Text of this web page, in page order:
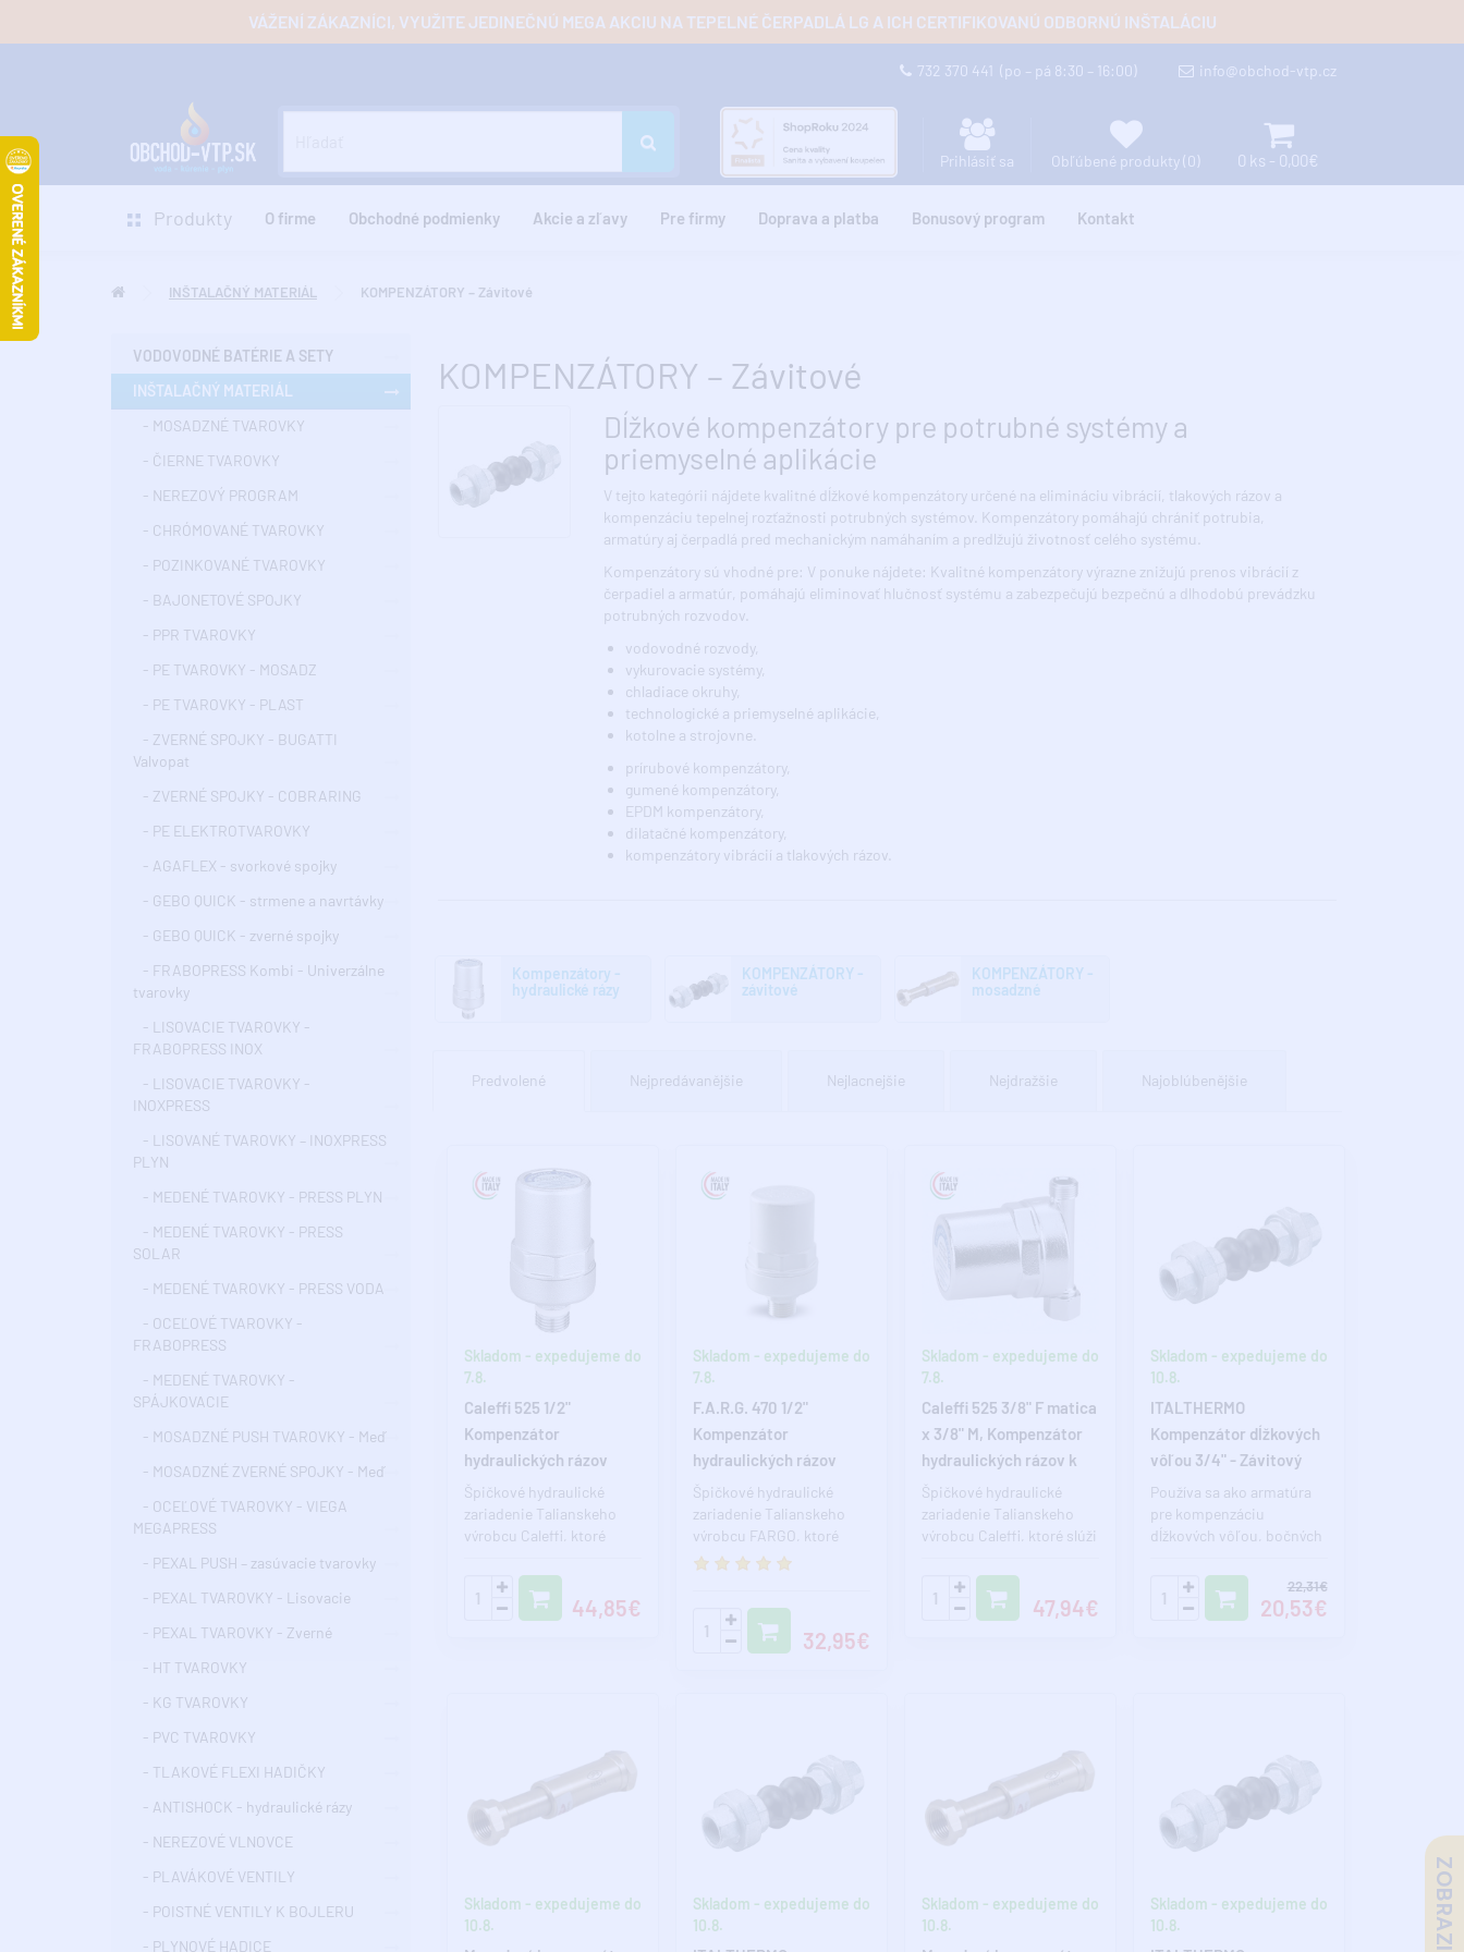
VÁŽENÍ ZÁKAZNÍCI, VYUŽITE JEDINEČNÚ MEGA AKCIU NA TEPELNÉ ČERPADLÁ LG A ICH CERTIFIKOVANÚ ODBORNÚ INŠTALÁCIU
Prihlásiť sa Obľúbené produkty (0) 0 ks - 0,00€
732 370 441 (po – pá 8:30 – 16:00) info@obchod-vtp.cz
Produkty O firme Obchodné podmienky Akcie a zľavy Pre firmy Doprava a platba Bonusový program Kontakt
INŠTALAČNÝ MATERIÁL KOMPENZÁTORY – Závitové
VODOVODNÉ BATÉRIE A SETY
INŠTALAČNÝ MATERIÁL
- MOSADZNÉ TVAROVKY
- ČIERNE TVAROVKY
- NEREZOVÝ PROGRAM
- CHRÓMOVANÉ TVAROVKY
- POZINKOVANÉ TVAROVKY
- BAJONETOVÉ SPOJKY
- PPR TVAROVKY
- PE TVAROVKY - MOSADZ
- PE TVAROVKY - PLAST
- ZVERNÉ SPOJKY - BUGATTI
Valvopat
- ZVERNÉ SPOJKY - COBRARING
- PE ELEKTROTVAROVKY
- AGAFLEX - svorkové spojky
- GEBO QUICK - strmene a navrtávky
- GEBO QUICK - zverné spojky
- FRABOPRESS Kombi - Univerzálne
tvarovky
- LISOVACIE TVAROVKY -
FRABOPRESS INOX
- LISOVACIE TVAROVKY -
INOXPRESS
- LISOVANÉ TVAROVKY – INOXPRESS
PLYN
- MEDENÉ TVAROVKY - PRESS PLYN
- MEDENÉ TVAROVKY - PRESS
SOLAR
- MEDENÉ TVAROVKY - PRESS VODA
- OCEĽOVÉ TVAROVKY -
FRABOPRESS
- MEDENÉ TVAROVKY -
SPÁJKOVACIE
- MOSADZNÉ PUSH TVAROVKY - Meď
- MOSADZNÉ ZVERNÉ SPOJKY - Meď
- OCEĽOVÉ TVAROVKY - VIEGA
MEGAPRESS
- PEXAL PUSH – zasúvacie tvarovky
- PEXAL TVAROVKY - Lisovacie
- PEXAL TVAROVKY - Zverné
- HT TVAROVKY
- KG TVAROVKY
- PVC TVAROVKY
- TLAKOVÉ FLEXI HADIČKY
- ANTISHOCK - hydraulické rázy
- NEREZOVÉ VLNOVCE
- PLAVÁKOVÉ VENTILY
- POISTNÉ VENTILY K BOJLERU
- PLYNOVÉ HADICE
KOMPENZÁTORY – Závitové
Dĺžkové kompenzátory pre potrubné systémy a
priemyselné aplikácie
V tejto kategórii nájdete kvalitné dĺžkové kompenzátory určené na elimináciu vibrácií, tlakových rázov a
kompenzáciu tepelnej rozťažnosti potrubných systémov. Kompenzátory pomáhajú chrániť potrubia,
armatúry aj čerpadlá pred mechanickým namáhaním a predlžujú životnosť celého systému.
Kompenzátory sú vhodné pre: V ponuke nájdete: Kvalitné kompenzátory výrazne znižujú prenos vibrácií z
čerpadiel a armatúr, pomáhajú eliminovať hlučnosť systému a zabezpečujú bezpečnú a dlhodobú prevádzku
potrubných rozvodov.
vodovodné rozvody,
vykurovacie systémy,
chladiace okruhy,
technologické a priemyselné aplikácie,
kotolne a strojovne.
prírubové kompenzátory,
gumené kompenzátory,
EPDM kompenzátory,
dilatačné kompenzátory,
kompenzátory vibrácií a tlakových rázov.
Kompenzátory -
hydraulické rázy
KOMPENZÁTORY -
závitové
KOMPENZÁTORY -
mosadzné
Predvolené Nejpredávanějšie Nejlacnejšie Nejdražšie Najoblúbenějšie
Skladom - expedujeme do
7.8.
Caleffi 525 1/2"
Kompenzátor
hydraulických rázov
PN10, Tmax 90°C -
ANTISHOCK
Špičkové hydraulické
zariadenie Talianskeho
výrobcu Caleffi, ktoré
zariade..
44,85€
Skladom - expedujeme do
7.8.
F.A.R.G. 470 1/2"
Kompenzátor
hydraulických rázov
PN10, Tmax 90°C -
ANTISHOCK
Špičkové hydraulické
zariadenie Talianskeho
výrobcu FARGO, ktoré
slouří k ochrane všetkých
32,95€
Skladom - expedujeme do
7.8.
Caleffi 525 3/8" F matica
x 3/8" M, Kompenzátor
hydraulických rázov k
batériám
Špičkové hydraulické
zariadenie Talianskeho
výrobcu Caleffi, ktoré slúži
47,94€
Skladom - expedujeme do
10.8.
ITALTHERMO
Kompenzátor dĺžkových
vôľou 3/4" - Závitový
Používa sa ako armatúra
pre kompenzáciu
dĺžkových vôľou, bočných
tepelnej dilatá..
22,31€
20,53€
Skladom - expedujeme do
10.8.
Skladom - expedujeme do
10.8.
Skladom - expedujeme do
10.8.
Skladom - expedujeme do
10.8.